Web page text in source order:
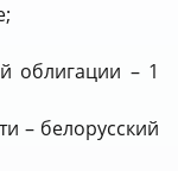
облигации – 1
– белорусский